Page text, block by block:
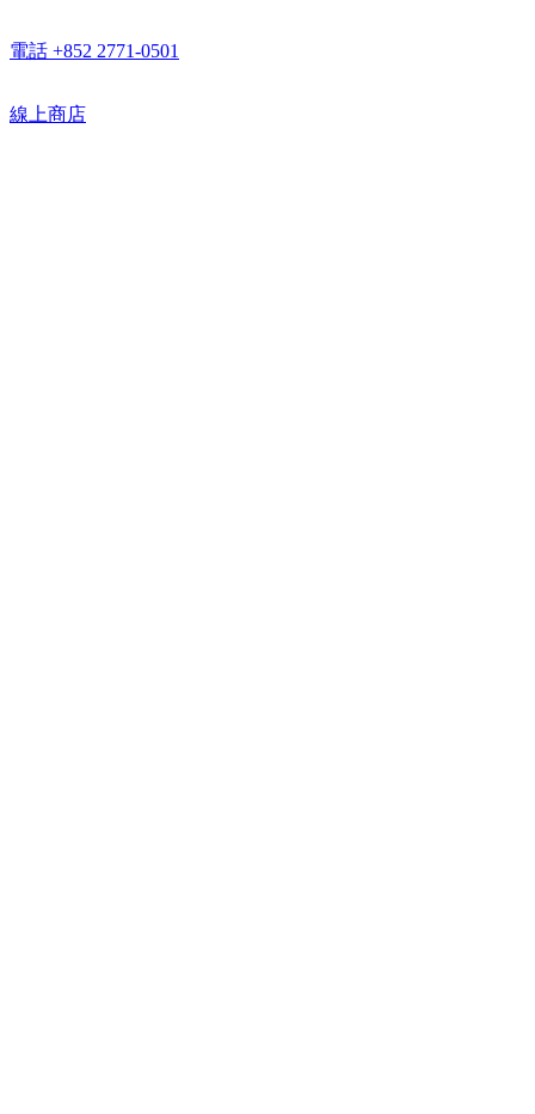
電話 +852 2771-0501
線上商店